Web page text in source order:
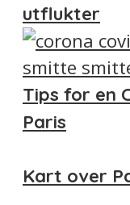
utflukter
Tips for en
Paris
Kart over